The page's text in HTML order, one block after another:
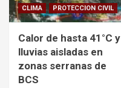
CLIMA PROTECCION CIVIL
Calor de hasta 41°C y
lluvias aisladas en
zonas serranas de
BCS